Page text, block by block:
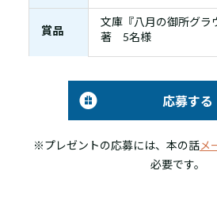
賞品
文庫『八月の御所グラ
著 5名様
応募する
※プレゼントの応募には、本の話メ
必要です。